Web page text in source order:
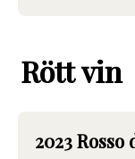
Rött vin
2023